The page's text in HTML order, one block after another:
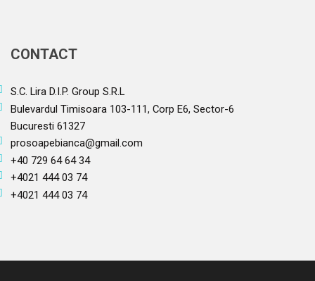
CONTACT
S.C. Lira D.I.P. Group S.R.L
Bulevardul Timisoara 103-111, Corp E6, Sector-6
Bucuresti 61327
prosoapebianca@gmail.com
+40 729 64 64 34
+4021 444 03 74
+4021 444 03 74